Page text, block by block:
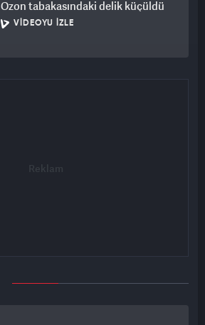
Ozon tabakasındaki delik küçüldü
VIDEOYU İZLE